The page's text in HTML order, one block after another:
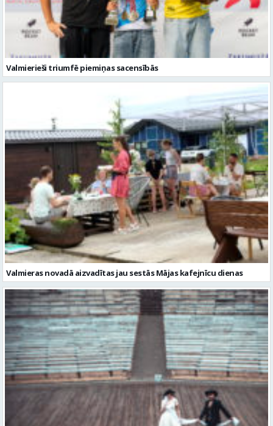
Valmieras novadā aizvadītas jau sestās Mājas kafejnīcu dienas
Valmiera gatava teātra svētkiem – sākas Valmieras vasaras teātra
festivāla nedēļa